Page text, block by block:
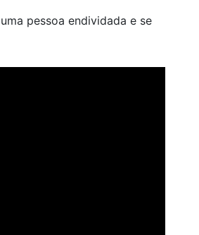
pessoa endividada e se